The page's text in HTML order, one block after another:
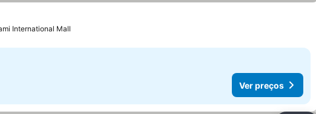
International Mall
Ver preços